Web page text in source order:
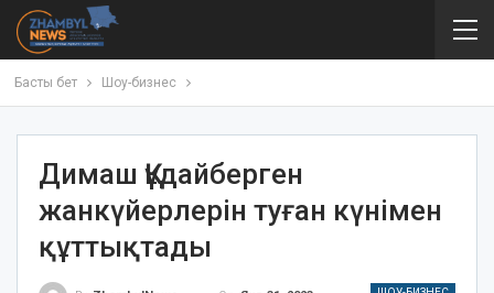
Басты бет Шоу-бизнес
Димаш Құдайберген
жанкүйерлерін туған күнімен
құттықтады